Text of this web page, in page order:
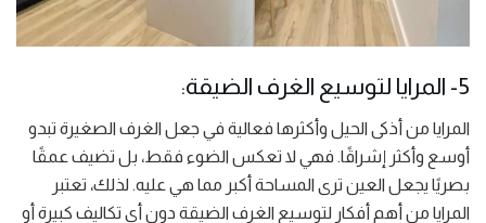
5- المرايا لتوسيع الغرف الضيقة:
المرايا من أذكى الحيل وأكثرها فعالية في جعل الغرف الصغيرة تبدو
أوسع وأكثر إشراقًا. فهي لا تعكس الضوء فقط، بل تضيف عمقًا
بصريًا يجعل العين ترى المساحة أكبر مما هي عليه. لذلك، تعتبر
المرايا من أهم أفكار لتوسيع الغرف الضيقة دون أي تكاليف كبيرة أو